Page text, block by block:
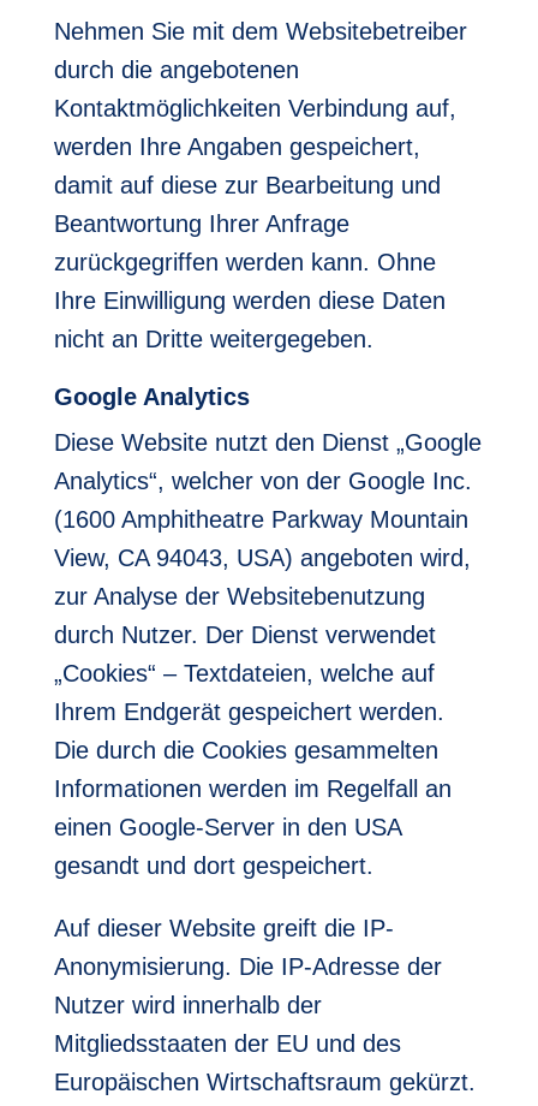
Nehmen Sie mit dem Websitebetreiber
durch die angebotenen
Kontaktmöglichkeiten Verbindung auf,
werden Ihre Angaben gespeichert,
damit auf diese zur Bearbeitung und
Beantwortung Ihrer Anfrage
zurückgegriffen werden kann. Ohne
Ihre Einwilligung werden diese Daten
nicht an Dritte weitergegeben.
Google Analytics
Diese Website nutzt den Dienst „Google
Analytics“, welcher von der Google Inc.
(1600 Amphitheatre Parkway Mountain
View, CA 94043, USA) angeboten wird,
zur Analyse der Websitebenutzung
durch Nutzer. Der Dienst verwendet
„Cookies“ – Textdateien, welche auf
Ihrem Endgerät gespeichert werden.
Die durch die Cookies gesammelten
Informationen werden im Regelfall an
einen Google-Server in den USA
gesandt und dort gespeichert.
Auf dieser Website greift die IP-
Anonymisierung. Die IP-Adresse der
Nutzer wird innerhalb der
Mitgliedsstaaten der EU und des
Europäischen Wirtschaftsraum gekürzt.